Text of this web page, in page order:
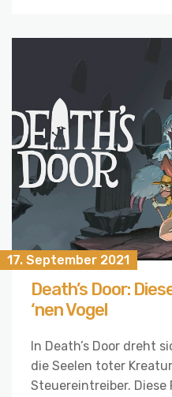
17. September 2021
Death’s Door:
‘nen Vogel
In Death’s Door dreht
die Seelen toter
Steuereintreiber.